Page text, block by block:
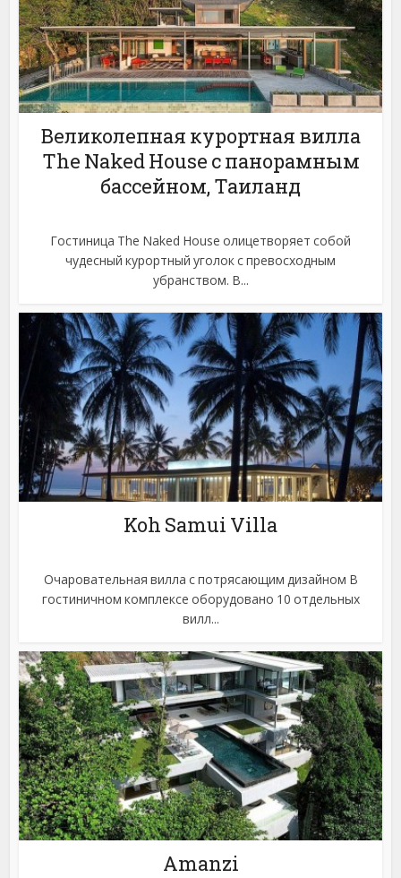
Великолепная курортная вилла
The Naked House с панорамным
бассейном, Таиланд
Гостиница The Naked House олицетворяет собой
чудесный курортный уголок с превосходным
убранством. В...
Koh Samui Villa
Очаровательная вилла с потрясающим дизайном В
гостиничном комплексе оборудовано 10 отдельных
вилл...
Amanzi